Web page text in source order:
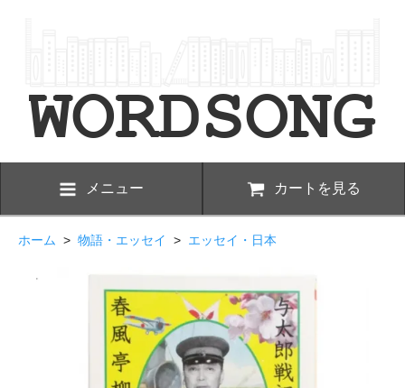
メニュー カートを見る
ホーム > 物語・エッセイ > エッセイ・日本